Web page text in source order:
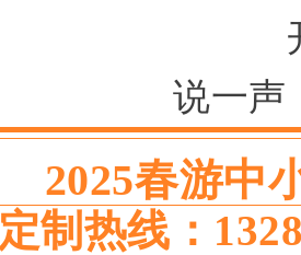
说一声
2025春游中
定制热线：